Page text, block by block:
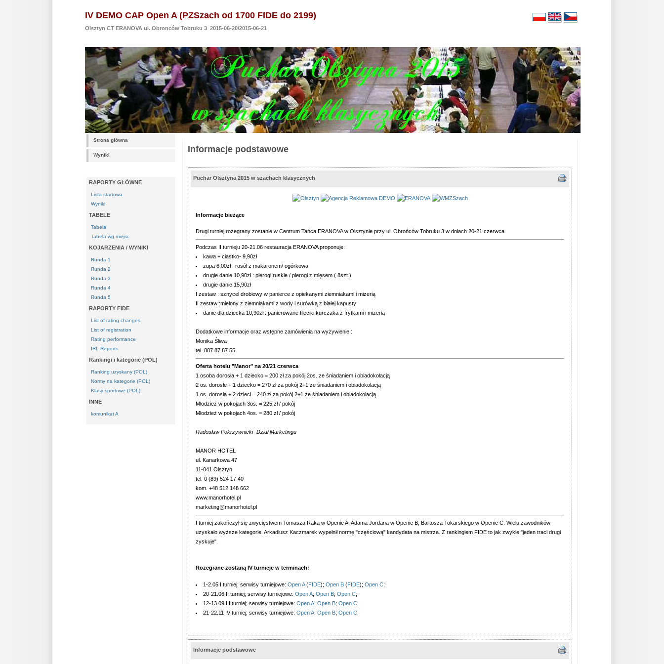
IV DEMO CAP Open A (PZSzach od 1700 FIDE do 2199)
Olsztyn CT ERANOVA ul. Obronców Tobruku 3 2015-06-20/2015-06-21
Strona główna
Wyniki
RAPORTY GŁÓWNE
Lista startowa
Wyniki
TABELE
Tabela
Tabela wg miejsc
KOJARZENIA / WYNIKI
Runda 1
Runda 2
Runda 3
Runda 4
Runda 5
RAPORTY FIDE
List of rating changes
List of registration
Rating performance
IRL Reports
Rankingi i kategorie (POL)
Ranking uzyskany (POL)
Normy na kategorie (POL)
Klasy sportowe (POL)
INNE
komunikat A
Informacje podstawowe
Puchar Olsztyna 2015 w szachach klasycznych
Informacje bieżące
Drugi turniej rozegrany zostanie w Centrum Tańca ERANOVA w Olsztynie przy ul. Obrońców Tobruku 3 w dniach 20-21 czerwca.
Podczas II turnieju 20-21.06 restauracja ERANOVA proponuje:
kawa + ciastko- 9,90zł
zupa 6,00zł : rosół z makaronem/ ogórkowa
drugie danie 10,90zł : pierogi ruskie / pierogi z mięsem ( 8szt.)
drugie danie 15,90zł
I zestaw : sznycel drobiowy w panierce z opiekanymi ziemniakami i mizerią
II zestaw :mielony z ziemniakami z wody i surówką z białej kapusty
danie dla dziecka 10,90zł : panierowane fileciki kurczaka z frytkami i mizerią
Dodatkowe informacje oraz wstępne zamówienia na wyżywienie :
Monika Śliwa
tel. 887 87 87 55
Oferta hotelu "Manor" na 20/21 czerwca
1 osoba dorosła + 1 dziecko = 200 zł za pokój 2os. ze śniadaniem i obiadokolacją
2 os. dorosłe + 1 dziecko = 270 zł za pokój 2+1 ze śniadaniem i obiadokolacją
1 os. dorosła + 2 dzieci = 240 zł za pokój 2+1 ze śniadaniem i obiadokolacją
Młodzież w pokojach 3os. = 225 zł / pokój
Młodzież w pokojach 4os. = 280 zł / pokój
Radosław Pokrzywnicki- Dział Marketingu
MANOR HOTEL
ul. Kanarkowa 47
11-041 Olsztyn
tel. 0 (89) 524 17 40
kom. +48 512 148 662
www.manorhotel.pl
marketing@manorhotel.pl
I turniej zakończył się zwycięstwem Tomasza Raka w Openie A, Adama Jordana w Openie B, Bartosza Tokarskiego w Openie C. Wielu zawodników
uzyskało wyższe kategorie. Arkadiusz Kaczmarek wypełnił normę "częściową" kandydata na mistrza. Z rankingiem FIDE to jak zwykle "jeden traci drugi
zyskuje".
Rozegrane zostaną IV turnieje w terminach:
1-2.05 I turniej; serwisy turniejowe: Open A(FIDE); Open B (FIDE); Open C;
20-21.06 II turniej; serwisy turniejowe: Open A; Open B; Open C;
12-13.09 III turniej; serwisy turniejowe: Open A; Open B; Open C;
21-22.11 IV turniej; serwisy turniejowe: Open A; Open B; Open C;
Informacje podstawowe